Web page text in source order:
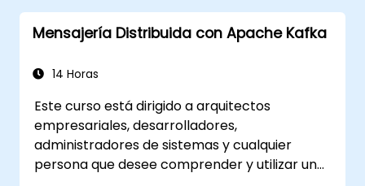
Mensajería Distribuida con Apache Kafka
14 Horas
Este curso está dirigido a arquitectos
empresariales, desarrolladores,
administradores de sistemas y cualquier
persona que desee comprender y utilizar un